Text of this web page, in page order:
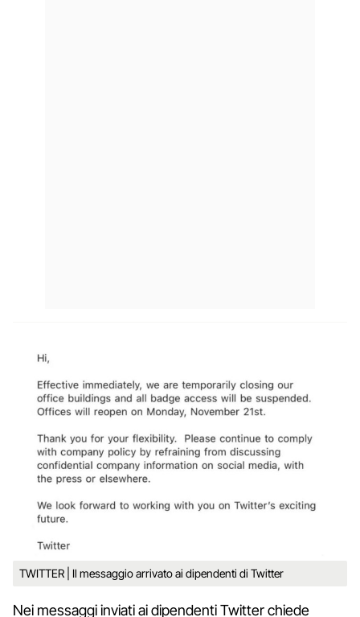
TWITTER | Il messaggio arrivato ai dipendenti di Twitter
Nei messaggi inviati ai dipendenti Twitter chiede